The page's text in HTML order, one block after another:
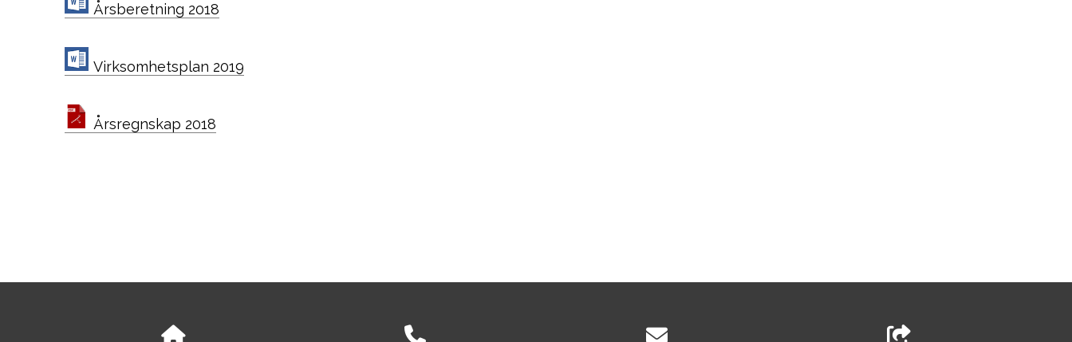
Årsberetning 2018
Virksomhetsplan 2019
Årsregnskap 2018